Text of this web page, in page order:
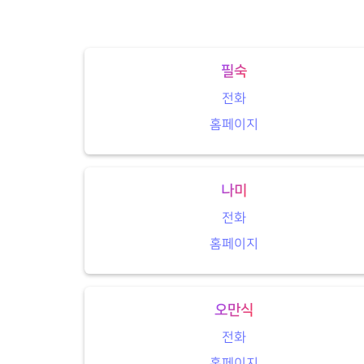
필숙
전화
홈페이지
나미
전화
홈페이지
오만식
전화